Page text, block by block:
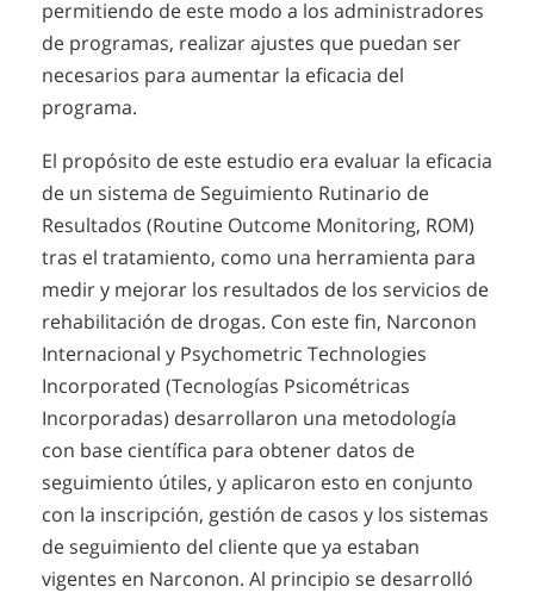
permitiendo de este modo a los administradores
de programas, realizar ajustes que puedan ser
necesarios para aumentar la eficacia del
programa.
El propósito de este estudio era evaluar la eficacia
de un sistema de Seguimiento Rutinario de
Resultados (Routine Outcome Monitoring, ROM)
tras el tratamiento, como una herramienta para
medir y mejorar los resultados de los servicios de
rehabilitación de drogas. Con este fin, Narconon
Internacional y Psychometric Technologies
Incorporated (Tecnologías Psicométricas
Incorporadas) desarrollaron una metodología
con base científica para obtener datos de
seguimiento útiles, y aplicaron esto en conjunto
con la inscripción, gestión de casos y los sistemas
de seguimiento del cliente que ya estaban
vigentes en Narconon. Al principio se desarrolló